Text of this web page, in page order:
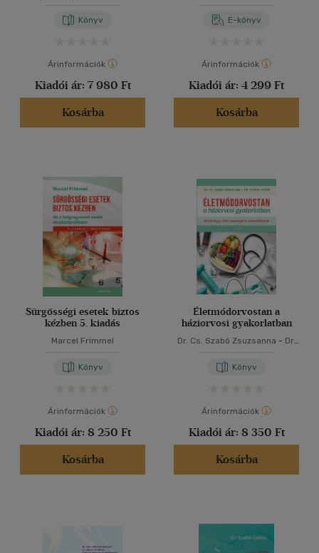
Könyv
Árinformációk
Kiadói ár: 7 980 Ft
Kosárba
E-könyv
Árinformációk
Kiadói ár: 4 299 Ft
Kosárba
Sürgősségi esetek biztos
kézben 5. kiadás
Marcel Frimmel
Könyv
Árinformációk
Kiadói ár: 8 250 Ft
Kosárba
Életmódorvostan a
háziorvosi gyakorlatban
Dr. Cs. Szabó Zsuzsanna - Dr.
Könyv
Árinformációk
Kiadói ár: 8 350 Ft
Kosárba